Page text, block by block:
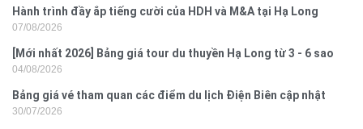
Hành trình đầy ắp tiếng cười của HDH và M&A tại Hạ Long
07/08/2026
[Mới nhất 2026] Bảng giá tour du thuyền Hạ Long từ 3 - 6 sao
04/08/2026
Bảng giá vé tham quan các điểm du lịch Điện Biên cập nhật
2026
30/07/2026